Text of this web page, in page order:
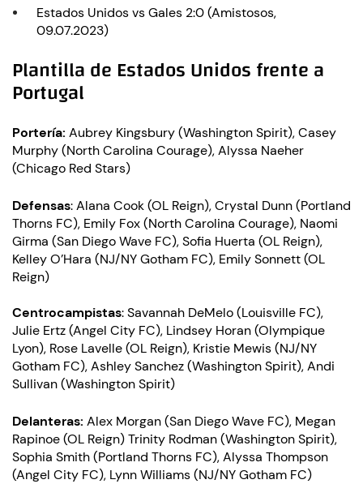
Estados Unidos vs Gales 2:0 (Amistosos,
09.07.2023)
Plantilla de Estados Unidos frente a
Portugal
Portería: Aubrey Kingsbury (Washington Spirit), Casey
Murphy (North Carolina Courage), Alyssa Naeher
(Chicago Red Stars)
Defensas: Alana Cook (OL Reign), Crystal Dunn (Portland
Thorns FC), Emily Fox (North Carolina Courage), Naomi
Girma (San Diego Wave FC), Sofia Huerta (OL Reign),
Kelley O’Hara (NJ/NY Gotham FC), Emily Sonnett (OL
Reign)
Centrocampistas: Savannah DeMelo (Louisville FC),
Julie Ertz (Angel City FC), Lindsey Horan (Olympique
Lyon), Rose Lavelle (OL Reign), Kristie Mewis (NJ/NY
Gotham FC), Ashley Sanchez (Washington Spirit), Andi
Sullivan (Washington Spirit)
Delanteras: Alex Morgan (San Diego Wave FC), Megan
Rapinoe (OL Reign) Trinity Rodman (Washington Spirit),
Sophia Smith (Portland Thorns FC), Alyssa Thompson
(Angel City FC), Lynn Williams (NJ/NY Gotham FC)